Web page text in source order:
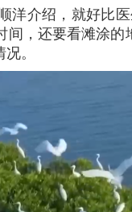
洋介绍，就好比
，还要看滩涂
。